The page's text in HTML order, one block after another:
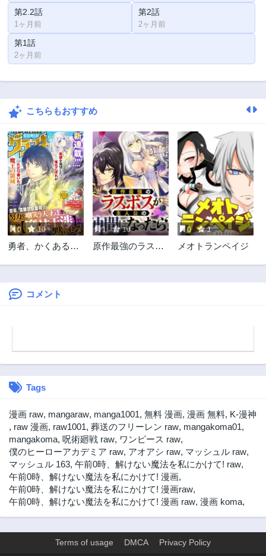
第2.2話
1ヶ月前
第2話
2ヶ月前
第1話
2ヶ月前
こちらもおすすめ
0 10
勇者、かくあるべ
奪って操る【魔法
干渉】で黙らせ
1 10
原作最強のラスボ
0 1
メオトランペイジ
コメント
Tags
漫画 raw, mangaraw, manga1001, 無料 漫画, 漫画 無料, K-漫神
, raw 漫画, raw1001, 葬送のフリーレン raw, mangakoma01,
mangakoma, 呪術廻戦 raw, ワンピース raw,
僕のヒーローアカデミア raw, アオアシ raw, マッシュル raw,
マッシュル 163, 午前0時、解けない魔法を私にかけて! raw,
午前0時、解けない魔法を私にかけて! 漫画,
午前0時、解けない魔法を私にかけて! 漫画raw,
午前0時、解けない魔法を私にかけて! 漫画 raw, 漫画 koma,
Terms of usage DMCA Privacy Policy